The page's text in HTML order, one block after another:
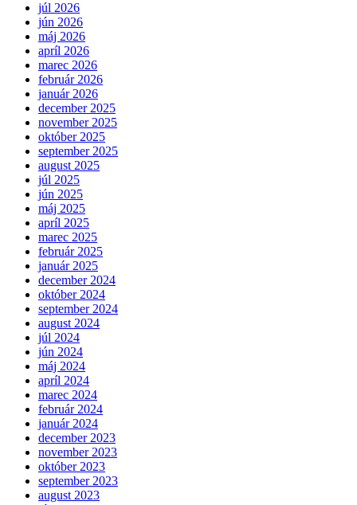
júl 2026
jún 2026
máj 2026
apríl 2026
marec 2026
február 2026
január 2026
december 2025
november 2025
október 2025
september 2025
august 2025
júl 2025
jún 2025
máj 2025
apríl 2025
marec 2025
február 2025
január 2025
december 2024
október 2024
september 2024
august 2024
júl 2024
jún 2024
máj 2024
apríl 2024
marec 2024
február 2024
január 2024
december 2023
november 2023
október 2023
september 2023
august 2023